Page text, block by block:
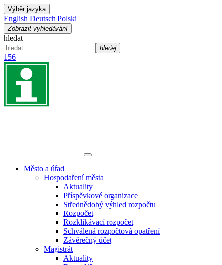
Výběr jazyka
English Deutsch Polski
Zobrazit vyhledávání
hledat
hledej
156
Město a úřad
Hospodaření města
Aktuality
Příspěvkové organizace
Střednědobý výhled rozpočtu
Rozpočet
Rozklikávací rozpočet
Schválená rozpočtová opatření
Závěrečný účet
Magistrát
Aktuality